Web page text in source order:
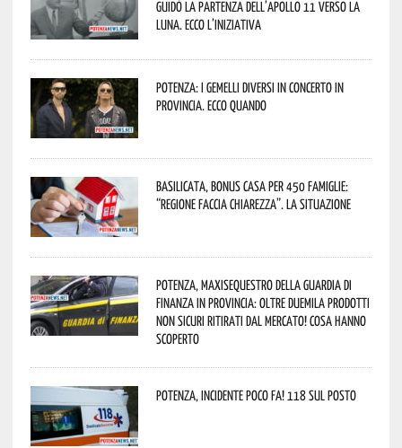
guidò la partenza dell’Apollo 11 verso la
Luna. Ecco l’iniziativa
Potenza: i Gemelli DiVersi in concerto in
provincia. Ecco quando
Basilicata, Bonus casa per 450 famiglie:
“Regione faccia chiarezza”. La situazione
Potenza, maxisequestro della Guardia di
Finanza in provincia: oltre duemila prodotti
non sicuri ritirati dal mercato! Cosa hanno
scoperto
Potenza, incidente poco fa! 118 sul posto